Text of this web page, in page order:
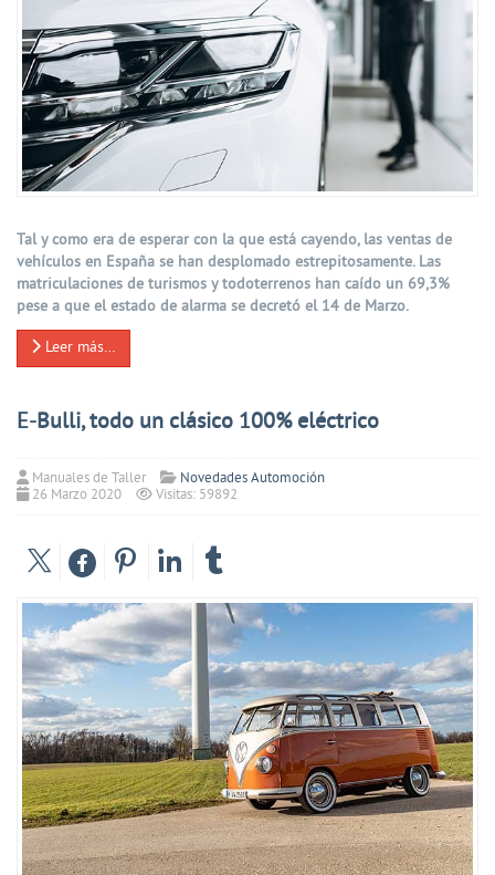
Tal y como era de esperar con la que está cayendo, las ventas de
vehículos en España se han desplomado estrepitosamente. Las
matriculaciones de turismos y todoterrenos han caído un 69,3%
pese a que el estado de alarma se decretó el 14 de Marzo.
Leer más…
E-Bulli, todo un clásico 100% eléctrico
Manuales de Taller
Novedades Automoción
26 Marzo 2020
Visitas: 59892